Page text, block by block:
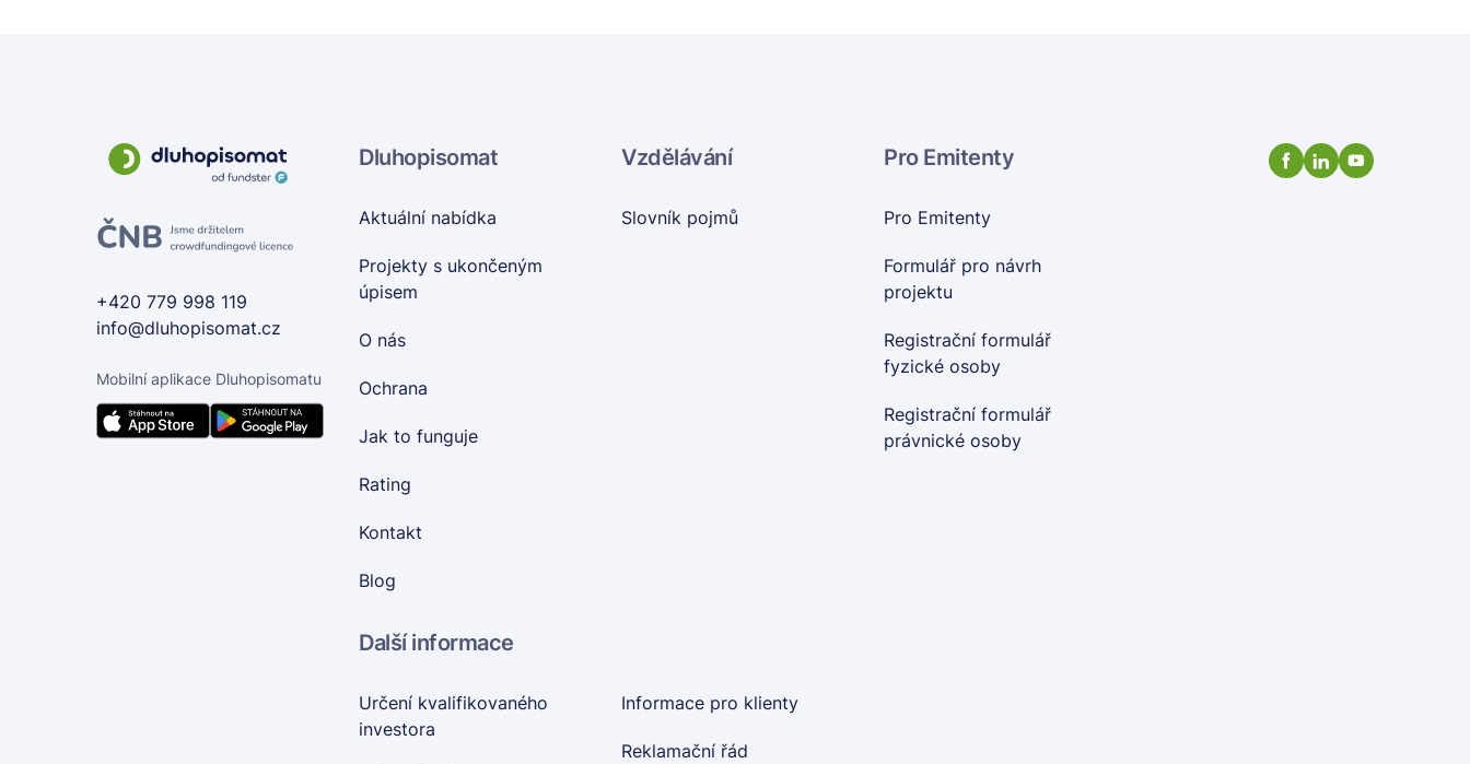
+420 779 998 119
info@dluhopisomat.cz
Mobilní aplikace Dluhopisomatu
Dluhopisomat
Aktuální nabídka
Projekty s ukončeným
úpisem
O nás
Ochrana
Jak to funguje
Rating
Kontakt
Blog
Vzdělávání
Slovník pojmů
Pro Emitenty
Pro Emitenty
Formulář pro návrh
projektu
Registrační formulář
fyzické osoby
Registrační formulář
právnické osoby
Další informace
Určení kvalifikovaného
investora
Informace pro klienty
Reklamační řád